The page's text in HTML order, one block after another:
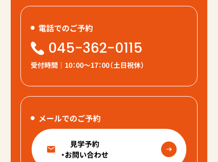
電話でのご予約
045-362-0115
受付時間 ｜ 10：00～17：00（土日祝休）
メールでのご予約
見学予約
・お問い合わせ